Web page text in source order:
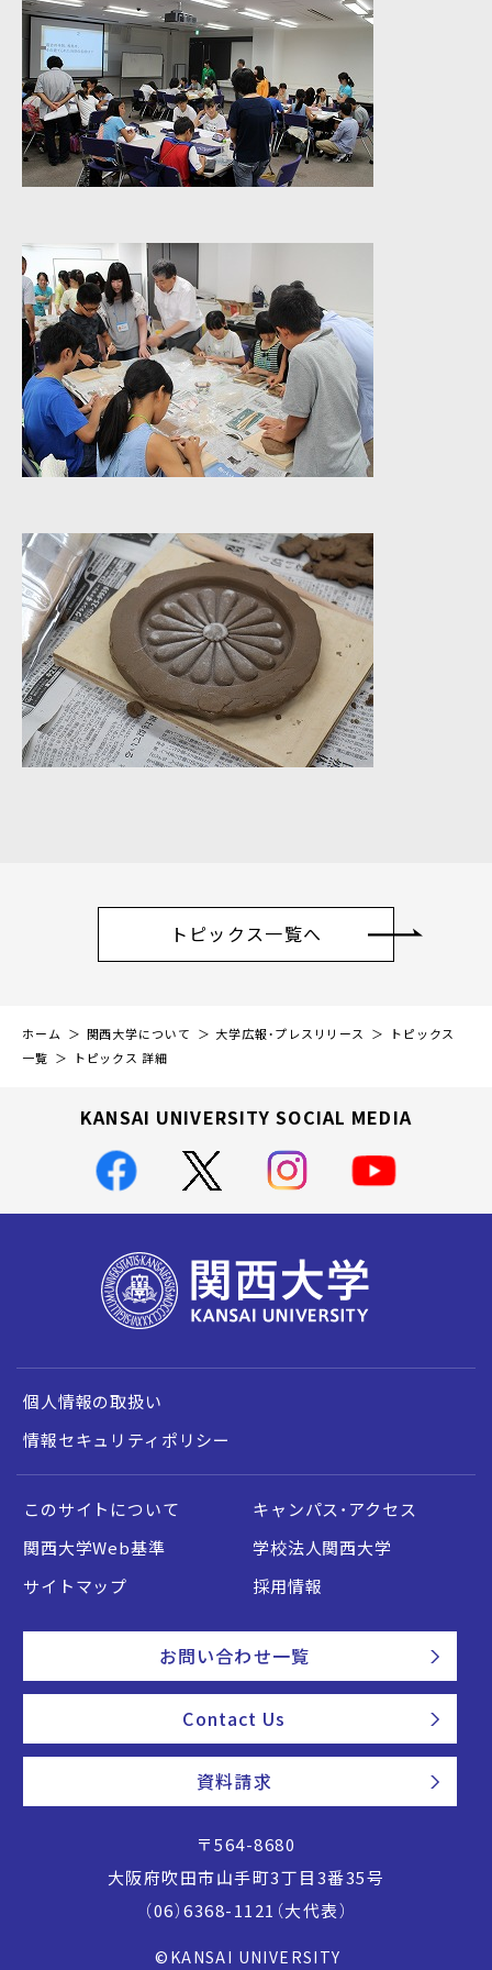
トピックス一覧へ
ホーム 関西大学について 大学広報・プレスリリース
トピックス
一覧
トピックス 詳細
KANSAI UNIVERSITY SOCIAL MEDIA
個人情報の取扱い
情報セキュリティポリシー
このサイトについて
キャンパス・アクセス
関西大学Web基準
学校法人関西大学
サイトマップ
採用情報
お問い合わせ一覧
Contact Us
資料請求
〒564-8680
大阪府吹田市山手町3丁目3番35号
（06）6368-1121（大代表）
©KANSAI UNIVERSITY